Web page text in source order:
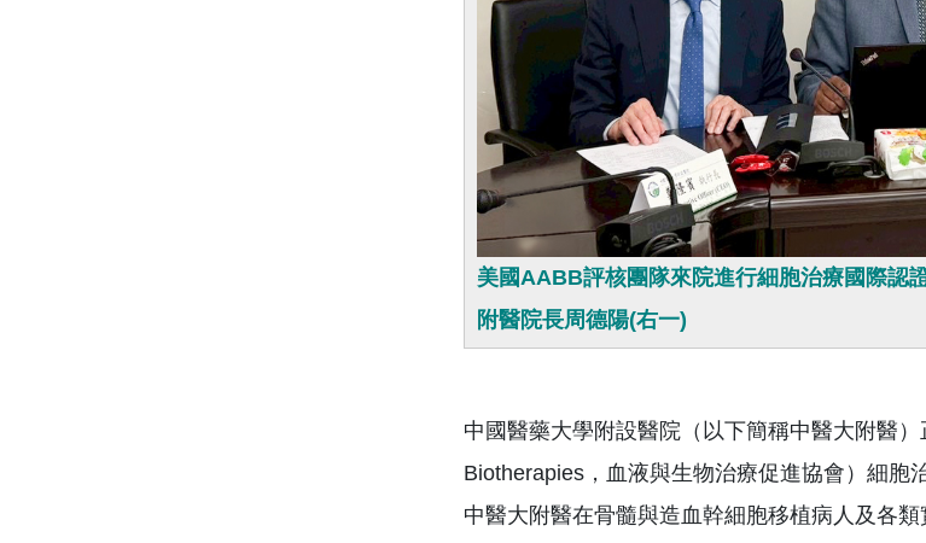
美國AABB評核團隊來院進行細胞治療國際認
附醫院長周德陽(右一)
中國醫藥大學附設醫院（以下簡稱中醫大附醫
Biotherapies，血液與生物治療促進協會）細胞
中醫大附醫在骨髓與造血幹細胞移植病人及各